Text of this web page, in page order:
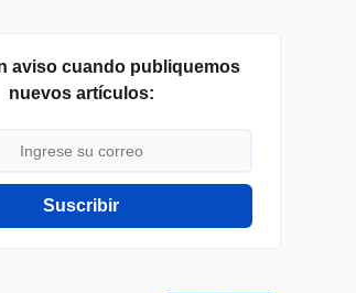
aviso cuando publiquemos
nuevos artículos:
Suscribir